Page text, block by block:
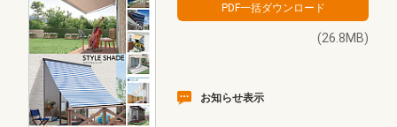
(26.8MB)
お知らせ表示